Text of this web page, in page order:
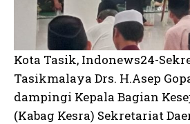
Kota Tasik, Indonews24-
Tasikmalaya Drs. H.Asep
dampingi Kepala Bagian
(Kabag Kesra) Sekretariat